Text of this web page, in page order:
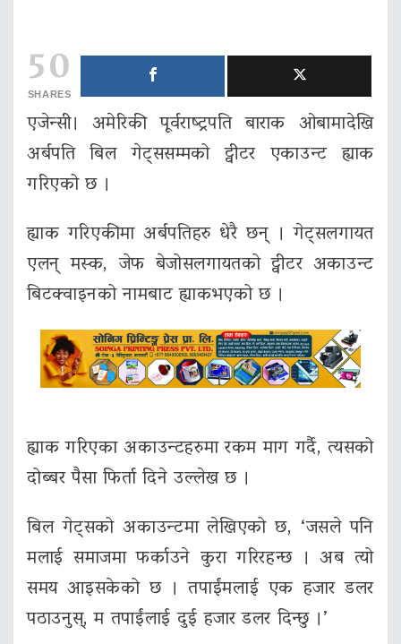
50
SHARES
एजेन्सी। अमेरिकी पूर्वराष्ट्रपति बाराक ओबामादेखि
अर्बपति बिल गेट्ससम्मको ट्वीटर एकाउन्ट ह्याक
गरिएको छ ।
ह्याक गरिएकीमा अर्बपतिहरु धेरै छन् । गेट्सलगायत
एलन् मस्क, जेफ बेजोसलगायतको ट्वीटर अकाउन्ट
बिटक्वाइनको नामबाट ह्याकभएको छ ।
ह्याक गरिएका अकाउन्टहरुमा रकम माग गर्दै, त्यसको
दोब्बर पैसा फिर्ता दिने उल्लेख छ ।
बिल गेट्सको अकाउन्टमा लेखिएको छ, ‘जसले पनि
मलाई समाजमा फर्काउने कुरा गरिरहन्छ । अब त्यो
समय आइसकेको छ । तपाईंमलाई एक हजार डलर
पठाउनुस्, म तपाईंलाई दुई हजार डलर दिन्छु ।’